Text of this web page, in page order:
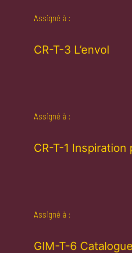
Assigné à :
CR-T-3 L’envol
Assigné à :
CR-T-1 Inspiration
Assigné à :
GIM-T-6 Catalogue